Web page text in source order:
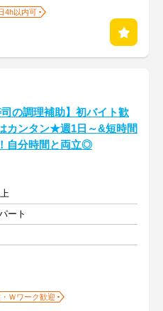
4h以内可
司の調理補助】初バイト歓
カンタン★週1日～&短時間
自分時間と両立◎
ート
Ｗワーク歓迎